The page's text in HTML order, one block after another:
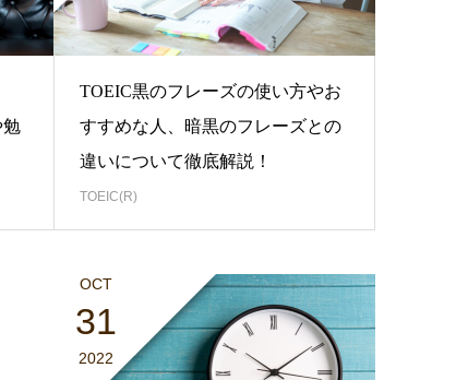
勉
TOEIC黒のフレーズの使い方やお
すすめな人、暗黒のフレーズとの
違いについて徹底解説！
TOEIC(R)
OCT
31
2022